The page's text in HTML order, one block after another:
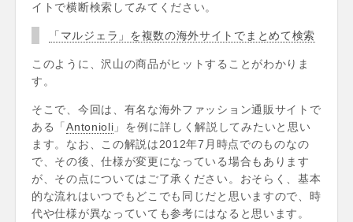
イトで横断検索してみてください。
「マルジェラ」を複数の海外サイトでまとめて検索
このように、沢山の商品がヒットすることがわかりま
す。
そこで、今回は、有名な海外ファッション通販サイトで
ある「Antonioli 」を例に詳しく解説してみたいと思い
ます。なお、この解説は2012年7月時点でのものなの
で、その後、仕様が変更になっている場合もあります
が、その点についてはご了承ください。おそらく、基本
的な流れはいつでもどこでも同じだと思いますので、時
代や仕様が異なっていても参考にはなると思います。